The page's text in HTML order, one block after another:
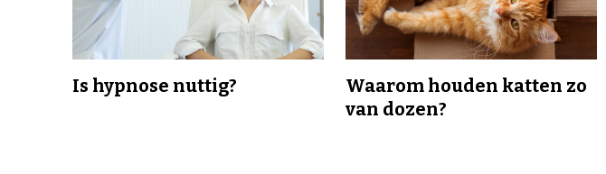
Is hypnose nuttig?
Waarom houden katten zo
van dozen?